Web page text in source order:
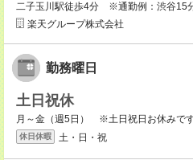
二子玉川駅徒歩4分 ※通勤例：渋谷15
楽天グループ株式会社
勤務曜日
土日祝休
月～金（週5日） ※土日祝日お休みです
休日休暇 土・日・祝